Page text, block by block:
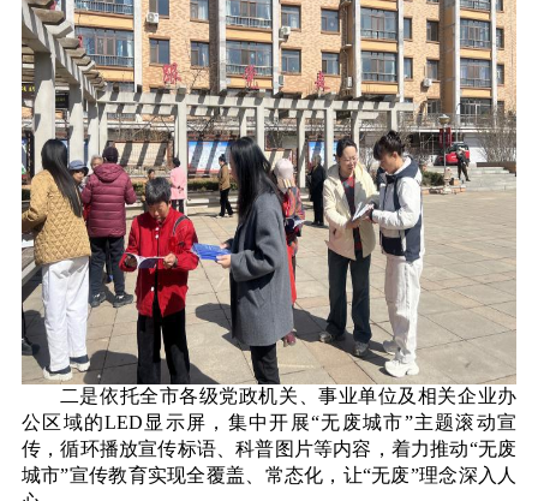
二是依托全市各级党政机关、事业单位及相关企业办
公区域的LED显示屏，集中开展“无废城市”主题滚动宣
传，循环播放宣传标语、科普图片等内容，着力推动“无废
城市”宣传教育实现全覆盖、常态化，让“无废”理念深入人